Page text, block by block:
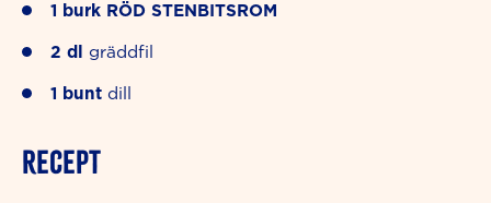
1 burk RÖD STENBITSROM
2 dl gräddfil
1 bunt dill
RECEPT